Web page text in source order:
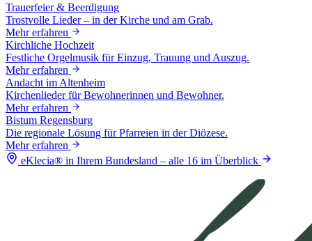
Trauerfeier & Beerdigung
Trostvolle Lieder – in der Kirche und am Grab.
Mehr erfahren
Kirchliche Hochzeit
Festliche Orgelmusik für Einzug, Trauung und Auszug.
Mehr erfahren
Andacht im Altenheim
Kirchenlieder für Bewohnerinnen und Bewohner.
Mehr erfahren
Bistum Regensburg
Die regionale Lösung für Pfarreien in der Diözese.
Mehr erfahren
eKlecia® in Ihrem Bundesland – alle 16 im Überblick